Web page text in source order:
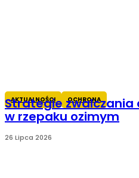
AKTUALNOŚCI OCHRONA
Strategie zwalczania
w rzepaku ozimym
26 Lipca 2026